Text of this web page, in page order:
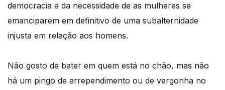
democracia e da necessidade de as mulheres se
emanciparem em definitivo de uma subalternidade
injusta em relação aos homens.
Não gosto de bater em quem está no chão, mas não
há um pingo de arrependimento ou de vergonha no